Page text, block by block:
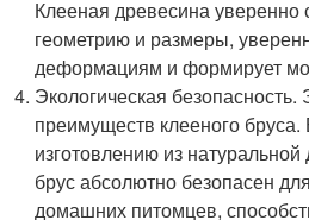
Клееная древесина уверенно
геометрию и размеры,
деформациям и формирует
Экологическая
преимуществ клееного бруса.
изготовлению из
брус абсолютно безопасен
домашних питомцев,